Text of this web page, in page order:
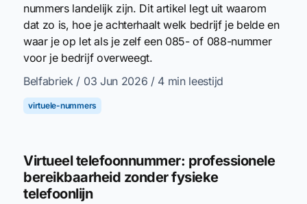
nummers landelijk zijn. Dit artikel legt uit waarom
dat zo is, hoe je achterhaalt welk bedrijf je belde en
waar je op let als je zelf een 085- of 088-nummer
voor je bedrijf overweegt.
Belfabriek / 03 Jun 2026 / 4 min leestijd
virtuele-nummers
Virtueel telefoonnummer: professionele
bereikbaarheid zonder fysieke
telefoonlijn